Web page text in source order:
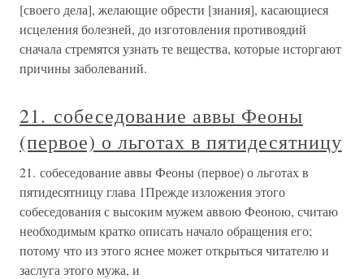
[своего дела], желающие обрести [знания], касающиеся
исцеления болезней, до изготовления противоядий
сначала стремятся узнать те вещества, которые исторгают
причины заболеваний.
21. собеседование аввы Феоны
(первое) о льготах в пятидесятницу
21. собеседование аввы Феоны (первое) о льготах в
пятидесятницу глава 1Прежде изложения этого
собеседования с высоким мужем аввою Феоною, считаю
необходимым кратко описать начало обращения его;
потому что из этого яснее может открыться читателю и
заслуга этого мужа, и